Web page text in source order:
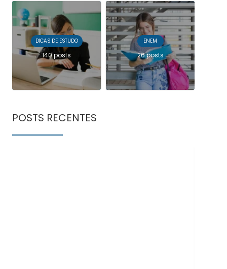
DICAS DE ESTUDO
140 posts
ENEM
26 posts
POSTS RECENTES